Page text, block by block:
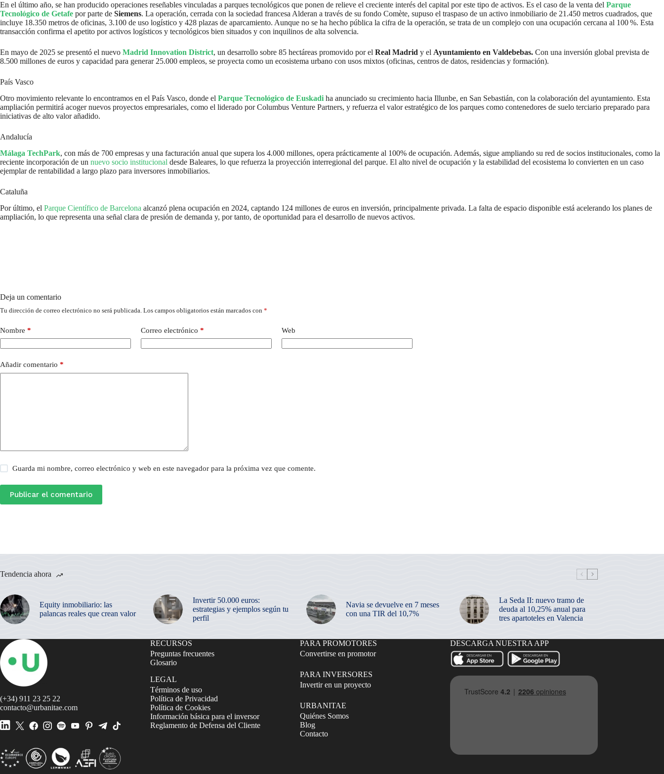
En el último año, se han producido operaciones reseñables vinculadas a parques tecnológicos que ponen de relieve el creciente interés del capital por este tipo de activos. Es el caso de la venta del Parque
Tecnológico de Getafe por parte de Siemens. La operación, cerrada con la sociedad francesa Alderan a través de su fondo Comète, supuso el traspaso de un activo inmobiliario de 21.450 metros cuadrados, que
incluye 18.350 metros de oficinas, 3.100 de uso logístico y 428 plazas de aparcamiento. Aunque no se ha hecho pública la cifra de la operación, se trata de un complejo con una ocupación cercana al 100 %. Esta
transacción confirma el apetito por activos logísticos y tecnológicos bien situados y con inquilinos de alta solvencia.
En mayo de 2025 se presentó el nuevo Madrid Innovation District, un desarrollo sobre 85 hectáreas promovido por el Real Madrid y el Ayuntamiento en Valdebebas. Con una inversión global prevista de
8.500 millones de euros y capacidad para generar 25.000 empleos, se proyecta como un ecosistema urbano con usos mixtos (oficinas, centros de datos, residencias y formación).
País Vasco
Otro movimiento relevante lo encontramos en el País Vasco, donde el Parque Tecnológico de Euskadi ha anunciado su crecimiento hacia Illunbe, en San Sebastián, con la colaboración del ayuntamiento. Esta
ampliación permitirá acoger nuevos proyectos empresariales, como el liderado por Columbus Venture Partners, y refuerza el valor estratégico de los parques como contenedores de suelo terciario preparado para
iniciativas de alto valor añadido.
Andalucía
Málaga TechPark, con más de 700 empresas y una facturación anual que supera los 4.000 millones, opera prácticamente al 100% de ocupación. Además, sigue ampliando su red de socios institucionales, como la
reciente incorporación de un nuevo socio institucional desde Baleares, lo que refuerza la proyección interregional del parque. El alto nivel de ocupación y la estabilidad del ecosistema lo convierten en un caso
ejemplar de rentabilidad a largo plazo para inversores inmobiliarios.
Cataluña
Por último, el Parque Científico de Barcelona alcanzó plena ocupación en 2024, captando 124 millones de euros en inversión, principalmente privada. La falta de espacio disponible está acelerando los planes de
ampliación, lo que representa una señal clara de presión de demanda y, por tanto, de oportunidad para el desarrollo de nuevos activos.
Deja un comentario
Tu dirección de correo electrónico no será publicada. Los campos obligatorios están marcados con *
Nombre * Correo electrónico * Web
Añadir comentario *
Guarda mi nombre, correo electrónico y web en este navegador para la próxima vez que comente.
Publicar el comentario
Tendencia ahora
Equity inmobiliario: las
palancas reales que crean valor
Invertir 50.000 euros:
estrategias y ejemplos según tu
perfil
Navia se devuelve en 7 meses
con una TIR del 10,7%
La Seda II: nuevo tramo de
deuda al 10,25% anual para
tres apartoteles en Valencia
(+34) 911 23 25 22
contacto@urbanitae.com
RECURSOS
Preguntas frecuentes
Glosario
LEGAL
Términos de uso
Política de Privacidad
Política de Cookies
Información básica para el inversor
Reglamento de Defensa del Cliente
PARA PROMOTORES
Convertirse en promotor
PARA INVERSORES
Invertir en un proyecto
URBANITAE
Quiénes Somos
Blog
Contacto
DESCARGA NUESTRA APP